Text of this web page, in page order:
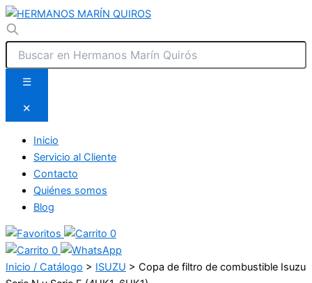
☰
✕
Inicio
Servicio al Cliente
Contacto
Quiénes somos
Blog
0
0
Inicio / Catálogo > ISUZU > Copa de filtro de combustible Isuzu